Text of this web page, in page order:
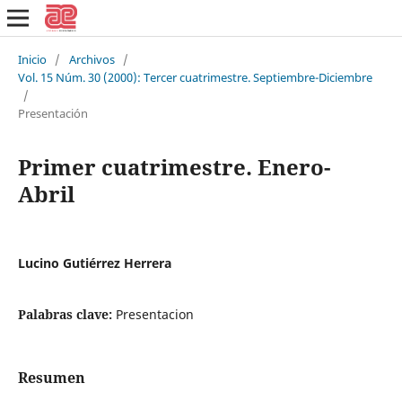
Inicio / Archivos /
Vol. 15 Núm. 30 (2000): Tercer cuatrimestre. Septiembre-Diciembre
/
Presentación
Primer cuatrimestre. Enero-
Abril
Lucino Gutiérrez Herrera
Palabras clave: Presentacion
Resumen